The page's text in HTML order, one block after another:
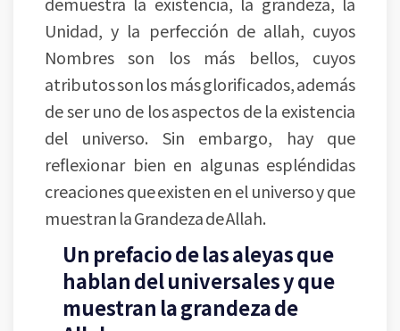
Unidad, y la perfección de allah, cuyos
Nombres son los más bellos, cuyos
atributos son los más glorificados, además
de ser uno de los aspectos de la existencia
del universo. Sin embargo, hay que
reflexionar bien en algunas espléndidas
creaciones que existen en el universo y que
muestran la Grandeza de Allah.
Un prefacio de las aleyas que
hablan del universales y que
muestran la grandeza de